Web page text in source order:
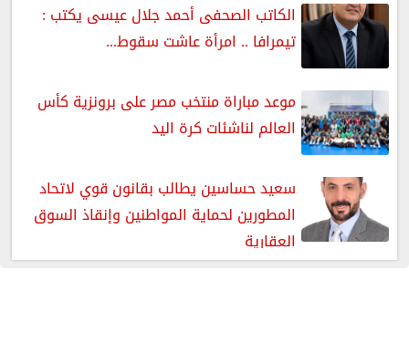
الكاتب الصحفى أحمد جلال عيسى يكتب :
تيمرافا .. امرأة عاشت سقوط...
موعد مباراة منتخب مصر على برونزية كأس
العالم لناشئات كرة اليد
سعيد حساسين يطالب بقانون قوي لاتحاد
المطورين لحماية المواطنين وإنقاذ السوق
العقارية